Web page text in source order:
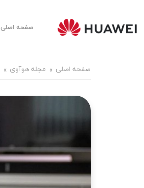
موبایل
صفحه اصلی
صفحه اصلی مجله هوآوی